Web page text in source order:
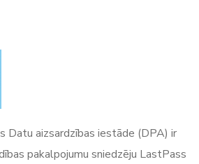
Datu aizsardzības iestāde (DPA) ir
pakalpojumu sniedzēju LastPass